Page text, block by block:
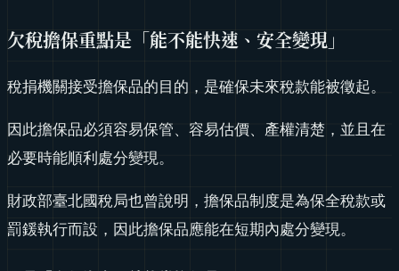
欠稅擔保重點是「能不能快速、安全變現」
稅捐機關接受擔保品的目的，是確保未來稅款能被徵起。
因此擔保品必須容易保管、容易估價、產權清楚，並且在
必要時能順利處分變現。
財政部臺北國稅局也曾說明，擔保品制度是為保全稅款或
罰鍰執行而設，因此擔保品應能在短期內處分變現。